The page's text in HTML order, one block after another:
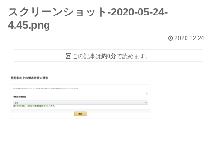
スクリーンショット-2020-05-24-
4.45.png
2020.12.24
この記事は約0分で読めます。